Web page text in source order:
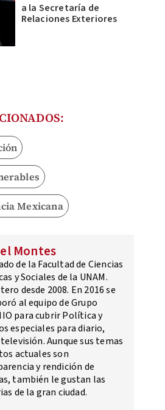
a la Secretaría de
Relaciones Exteriores
Mexicana
Montes
de la Facultad de Ciencias
y Sociales de la UNAM.
desde 2008. En 2016 se
al equipo de Grupo
para cubrir Política y
especiales para diario,
Aunque sus temas
actuales son
y rendición de
también le gustan las
de la gran ciudad.